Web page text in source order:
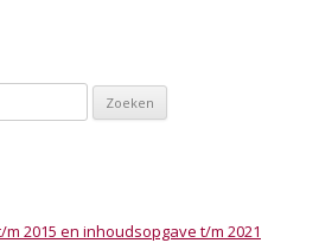
2015 en inhoudsopgave t/m 2021